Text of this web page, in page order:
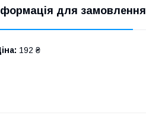
для замовлення
192 ₴